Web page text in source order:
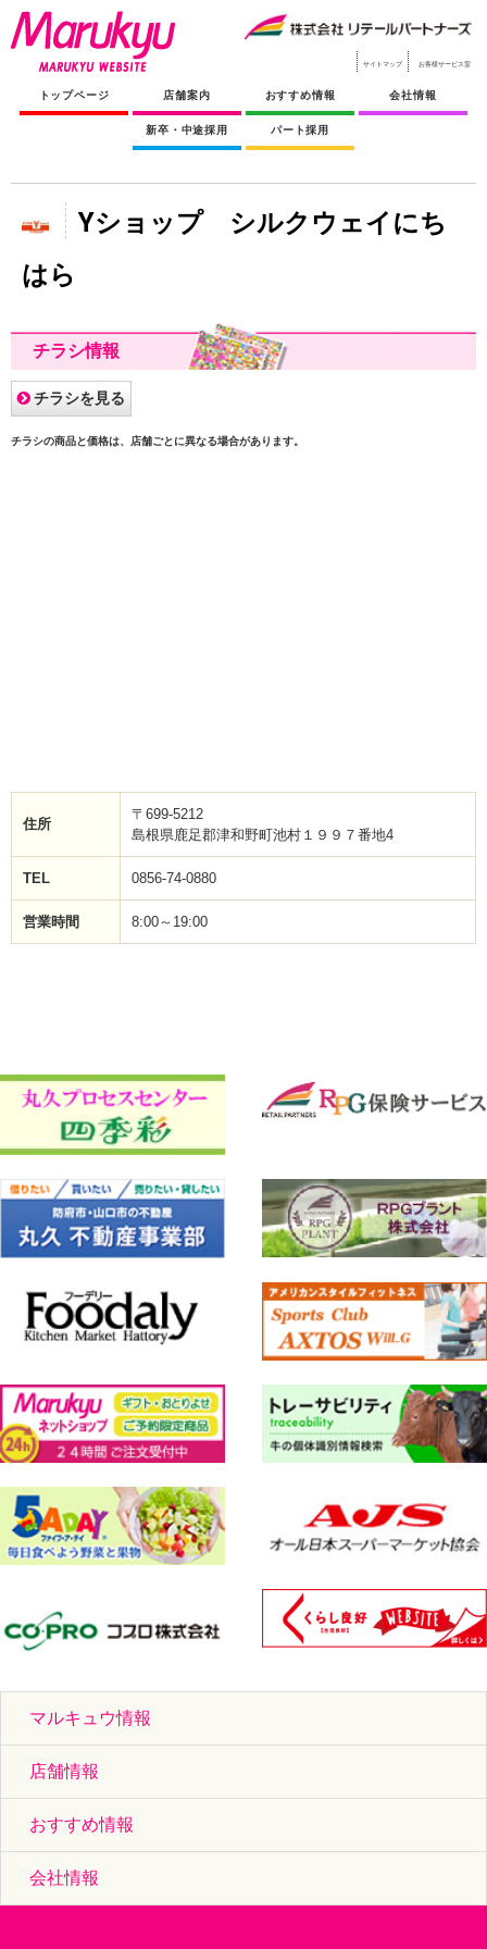
サイトマップ お客様サービス室
トップページ 店舗案内 おすすめ情報 会社情報
新卒・中途採用 パート採用
Yショップ シルクウェイにち
はら
チラシ情報
チラシを見る
チラシの商品と価格は、店舗ごとに異なる場合があります。
住所
〒699-5212
島根県鹿足郡津和野町池村１９９７番地4
TEL 0856-74-0880
営業時間 8:00～19:00
マルキュウ情報
店舗情報
おすすめ情報
会社情報